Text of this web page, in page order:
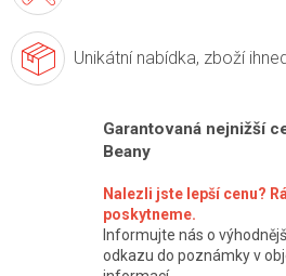
Unikátní nabídka, zboží
Garantovaná nejnižší
Beany
Nalezli jste lepší cenu?
poskytneme.
Informujte nás o
odkazu do poznámky v